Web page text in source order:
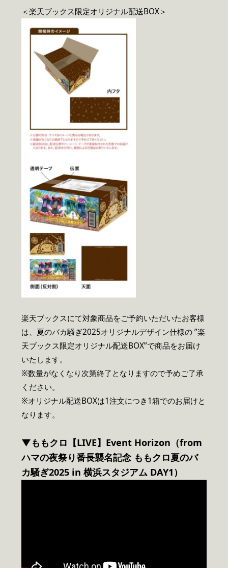
＜楽天ブックス限定オリジナル配送BOX＞
楽天ブックスにて対象商品をご予約いただいたお客様
は、夏のバカ騒ぎ2025オリジナルデザイン仕様の ”楽
天ブックス限定オリジナル配送BOX”で商品をお届け
いたします。
※数量がなくなり次第終了となりますので予めご了承
ください。
※オリジナル配送BOXは1注文につき1箱でのお届けと
なります。
▼ももクロ【LIVE】Event Horizon（from
ハマの夜祭り番長襲名記念 ももクロ夏のバ
カ騒ぎ2025 in 横浜スタジアム DAY1）